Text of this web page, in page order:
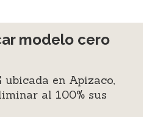
modelo cero
ubicada en Apizaco,
al 100% sus